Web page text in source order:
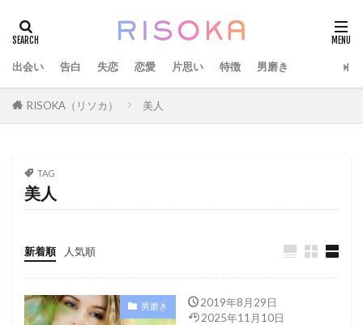
出会い 告白 失恋 恋愛 片思い 特徴 男磨き
RISOKA（リソカ） 美人
TAG
美人
新着順 人気順
男磨き
2019年8月29日
2025年11月10日